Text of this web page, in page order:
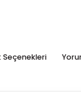
Seçenekleri